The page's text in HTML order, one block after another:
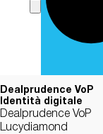
Dealprudence VoP
Identità digitale
Dealprudence VoP
Lucydiamond